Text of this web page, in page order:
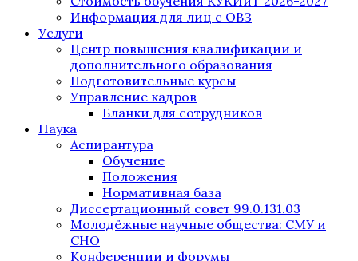
Информация для лиц с ОВЗ
Услуги
Центр повышения квалификации и
дополнительного образования
Подготовительные курсы
Управление кадров
Бланки для сотрудников
Наука
Аспирантура
Обучение
Положения
Нормативная база
Диссертационный совет 99.0.131.03
Молодёжные научные общества: СМУ и
СНО
Конференции и форумы